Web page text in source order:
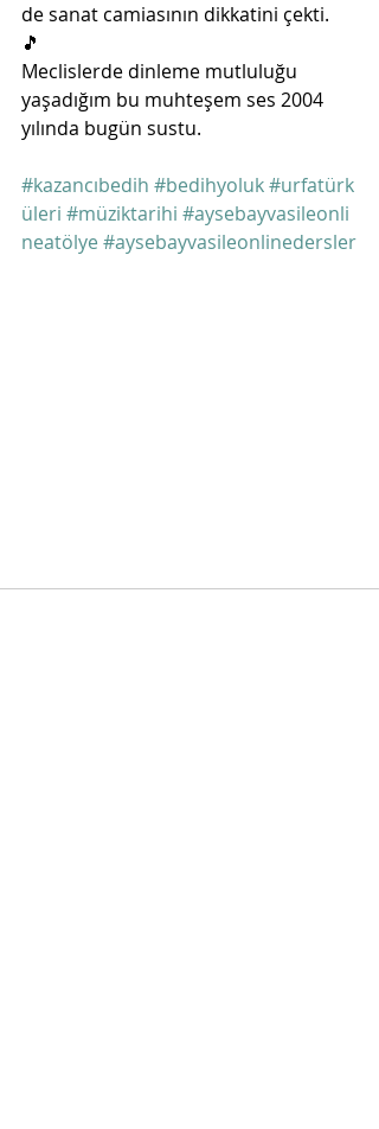
de sanat camiasının dikkatini çekti.
🎵
Meclislerde dinleme mutluluğu
yaşadığım bu muhteşem ses 2004
yılında bugün sustu.
#kazancıbedih #bedihyoluk#urfatürk
üleri #müziktarihi #aysebayvasileonli
neatölye #aysebayvasileonlinedersler